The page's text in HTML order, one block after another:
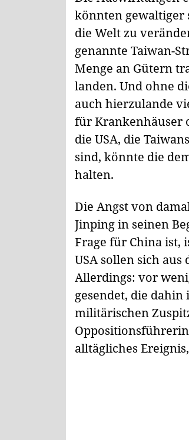
könnten gewaltiger
die Welt zu
genannte Taiwan-
Menge an Gütern
landen. Und ohne
auch hierzulande
für Krankenhäuser
die USA, die
sind, könnte die
halten.
Die Angst von
Jinping in seinen
Frage für China ist,
USA sollen sich
Allerdings: vor
gesendet, die
militärischen
alltägliches